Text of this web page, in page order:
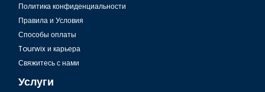
Политика конфиденциальности
Правила и Условия
Способы оплаты
Tourwix и карьера
Свяжитесь с нами
Услуги